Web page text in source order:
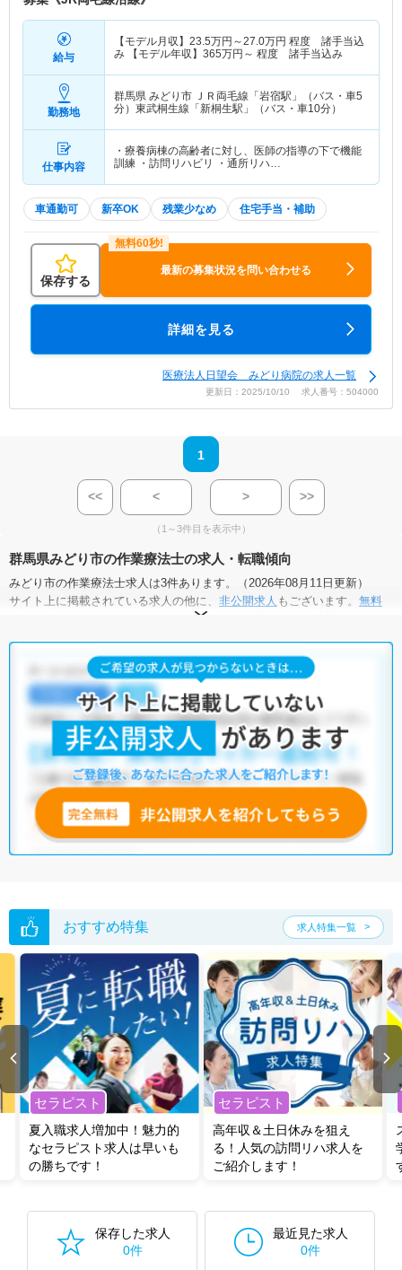
給与
【モデル月収】 23.5万円～27.0万円 程度 諸手当込
み 【モデル年収】 365万円～ 程度 諸手当込み
勤務地
群馬県 みどり市 ＪＲ両毛線「岩宿駅」（バス・車5
分）東武桐生線「新桐生駅」（バス・車10分）
仕事内容
・療養病棟の高齢者に対し、医師の指導の下で機能
訓練 ・訪問リハビリ ・通所リハ…
車通勤可 新卒OK 残業少なめ 住宅手当・補助
保存する
最新の募集状況を問い合わせる
詳細を見る
医療法人日望会 みどり病院の求人一覧
更新日：2025/10/10 求人番号：504000
1
<< < > >>
（1～3件目を表示中）
群馬県みどり市の作業療法士の求人・転職傾向
みどり市の作業療法士求人は3件あります。（2026年08月11日更新）
サイト上に掲載されている求人の他に、 非公開求人 もございます。 無料
にお申し込みいただくと、全求人からご希望条件に合
みどり市の作業療法士求人では以下のような条件が人気です。
土日祝休・新卒OK・残業少なめ・ 正社員(正職員)
介護福祉施設
他の条件でも人気の求人がございますので、「こだわり条件」から検索
いただくか、お気軽にお問い合わせください。
全国の作業療法士求人から検索いただくことも可能です。
無料転職支援サービス
にお申し込みいただくと、ご希望条件をヒアリン
グした上で求人をご提案いたします。
ご希望条件がまだ定まっていない方は人気の希望条件をピックアップし
い。
おすすめ特集 求人特集一覧
セラピスト
夏入職求人増加中！魅力的
なセラピスト求人は早いも
の勝ちです！
セラピスト
高年収＆土日休みを狙え
る！人気の訪問リハ求人を
ご紹介します！
保存した求人
0件
最近見た求人
0件